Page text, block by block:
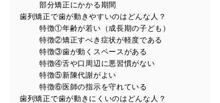
部分矯正にかかる期間
歯列矯正で歯が動きやすいのはどんな人？
特徴①年齢が若い（成長期の子ども）
特徴②矯正すべき症状が軽度である
特徴③歯が動くスペースがある
特徴④舌や口周辺に悪習慣がない
特徴⑤新陳代謝がよい
特徴⑥医師の指示を守れている
歯列矯正で歯が動きにくいのはどんな人？